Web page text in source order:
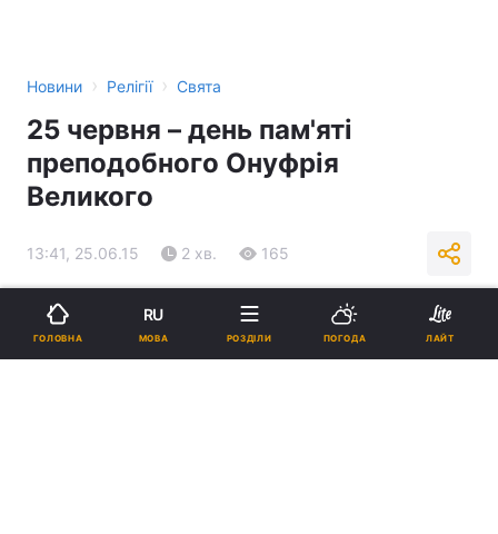
Новини › Релігії › Свята
25 червня – день пам'яті
преподобного Онуфрія
Великого
13:41, 25.06.15 2 хв. 165
Підпишіться на нас в Google
ГОЛОВНА
RU
МОВА РОЗДІЛИ ПОГОДА ЛАЙТ